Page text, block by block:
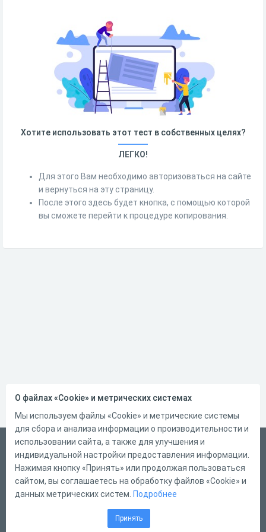
Хотите использовать этот тест в собственных целях?
ЛЕГКО!
Для этого Вам необходимо авторизоваться на сайте
и вернуться на эту страницу.
После этого здесь будет кнопка, с помощью которой
вы сможете перейти к процедуре копирования.
Русский
Справка
Форма обратной связи
О файлах «Cookie» и метрических системах
Мы используем файлы «Cookie» и метрические системы
для сбора и анализа информации о производительности и
использовании сайта, а также для улучшения и
индивидуальной настройки предоставления информации.
Нажимая кнопку «Принять» или продолжая пользоваться
сайтом, вы соглашаетесь на обработку файлов «Cookie» и
данных метрических систем. Подробнее
Принять